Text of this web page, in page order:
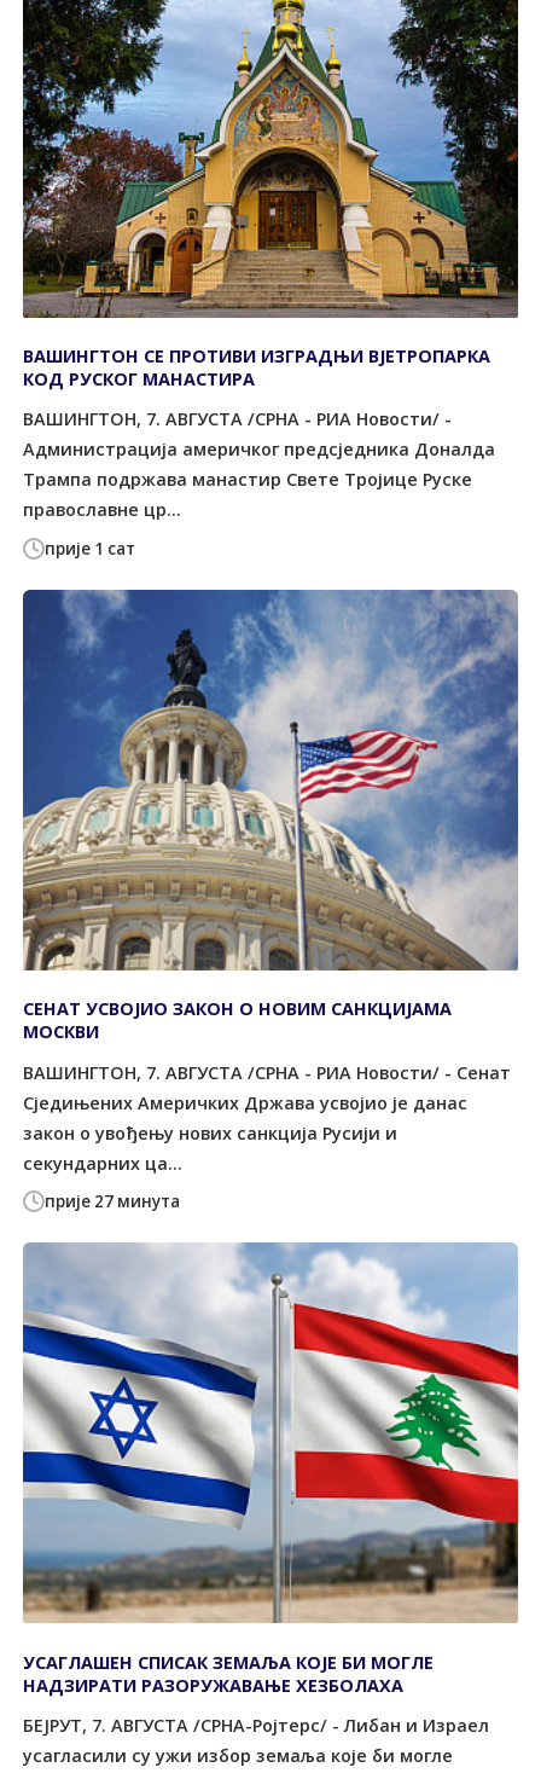
прије 1 сат
ВАШИНГТОН СЕ ПРОТИВИ ИЗГРАДЊИ ВЈЕТРОПАРКА
КОД РУСКОГ МАНАСТИРА
ВАШИНГТОН, 7. АВГУСТА /СРНА - РИА Новости/ -
Администрација америчког предсједника Доналда
Трампа подржава манастир Свете Тројице Руске
православне цр...
прије 27 минута
СЕНАТ УСВОЈИО ЗАКОН О НОВИМ САНКЦИЈАМА
МОСКВИ
ВАШИНГТОН, 7. АВГУСТА /СРНА - РИА Новости/ - Сенат
Сједињених Америчких Држава усвојио је данас
закон о увођењу нових санкција Русији и
секундарних ца...
УСАГЛАШЕН СПИСАК ЗЕМАЉА КОЈЕ БИ МОГЛЕ
НАДЗИРАТИ РАЗОРУЖАВАЊЕ ХЕЗБОЛАХА
БЕЈРУТ, 7. АВГУСТА /СРНА-Ројтерс/ - Либан и Израел
усагласили су ужи избор земаља које би могле